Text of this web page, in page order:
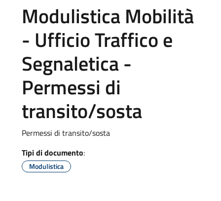
Modulistica Mobilità
- Ufficio Traffico e
Segnaletica -
Permessi di
transito/sosta
Permessi di transito/sosta
Tipi di documento:
Modulistica